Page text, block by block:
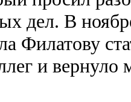
дел. В
Филатову
и